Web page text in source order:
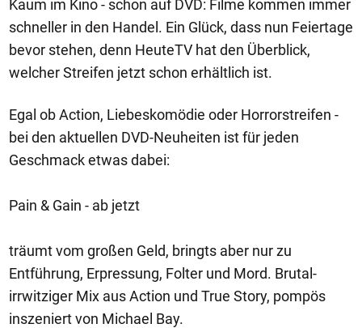
Kaum im Kino - schon auf DVD: Filme kommen immer
schneller in den Handel. Ein Glück, dass nun Feiertage
bevor stehen, denn HeuteTV hat den Überblick,
welcher Streifen jetzt schon erhältlich ist.
Egal ob Action, Liebeskomödie oder Horrorstreifen -
bei den aktuellen DVD-Neuheiten ist für jeden
Geschmack etwas dabei:
Pain & Gain - ab jetzt
träumt vom großen Geld, bringts aber nur zu
Entführung, Erpressung, Folter und Mord. Brutal-
irrwitziger Mix aus Action und True Story, pompös
inszeniert von Michael Bay.